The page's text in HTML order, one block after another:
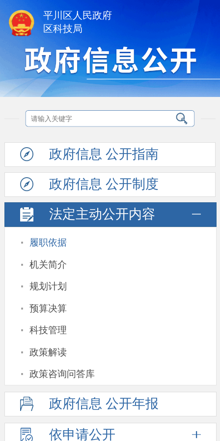
平川区人民政府
区科技局
政府信息 公开指南
政府信息 公开制度
法定主动公开内容
· 履职依据
· 机关简介
· 规划计划
· 预算决算
· 科技管理
· 政策解读
· 政策咨询问答库
政府信息 公开年报
依申请公开